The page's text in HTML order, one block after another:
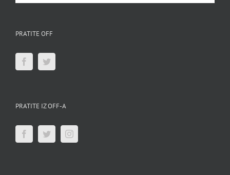
PRATITE OFF
PRATITE IZ OFF-A